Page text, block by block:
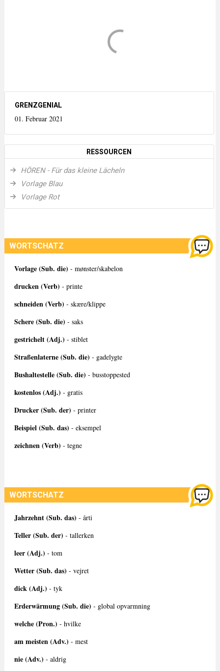
GRENZGENIAL
01. Februar 2021
RESSOURCEN
HÖREN - Für das kleine Lächeln
Vorlage Blau
Vorlage Rot
WORTSCHATZ
Vorlage (Sub. die) - mønster/skabelon
drucken (Verb) - printe
schneiden (Verb) - skære/klippe
Schere (Sub. die) - saks
gestrichelt (Adj.) - stiblet
Straßenlaterne (Sub. die) - gadelygte
Bushaltestelle (Sub. die) - busstoppested
kostenlos (Adj.) - gratis
Drucker (Sub. der) - printer
Beispiel (Sub. das) - eksempel
zeichnen (Verb) - tegne
WORTSCHATZ
Jahrzehnt (Sub. das) - årti
Teller (Sub. der) - tallerken
leer (Adj.) - tom
Wetter (Sub. das) - vejret
dick (Adj.) - tyk
Erderwärmung (Sub. die) - global opvarmning
welche (Pron.) - hvilke
am meisten (Adv.) - mest
nie (Adv.) - aldrig